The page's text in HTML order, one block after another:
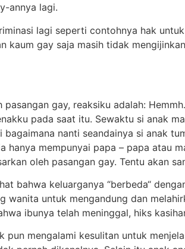
annya lagi.
lagi seperti contohnya hak
kaum gay saja masih tidak
gay, reaksiku adalah:
pada saat itu. Sewaktu si anak
nanti seandainya si anak
hanya mempunyai papa – papa atau
oleh pasangan gay. Tentu akan
bahwa keluarganya “berbeda“
untuk mengandung dan
ibunya telah meninggal, hiks
pun mengalami kesulitan untuk